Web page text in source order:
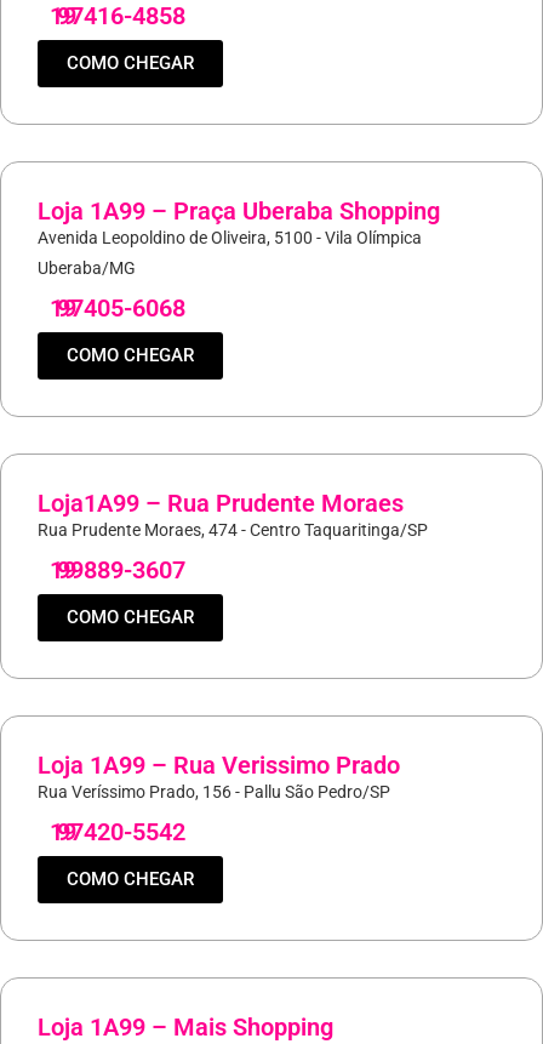
19
97416-4858
COMO CHEGAR
Loja 1A99 – Praça Uberaba Shopping
Avenida Leopoldino de Oliveira, 5100 - Vila Olímpica
Uberaba/MG
19
97405-6068
COMO CHEGAR
Loja1A99 – Rua Prudente Moraes
Rua Prudente Moraes, 474 - Centro Taquaritinga/SP
19
99889-3607
COMO CHEGAR
Loja 1A99 – Rua Verissimo Prado
Rua Veríssimo Prado, 156 - Pallu São Pedro/SP
19
97420-5542
COMO CHEGAR
Loja 1A99 – Mais Shopping